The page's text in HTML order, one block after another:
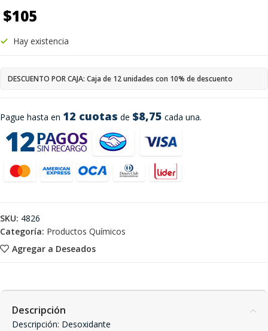
$105
Pague hasta en 12 cuotas de $8,75 cada una.
Hay existencia
DESCUENTO POR CAJA: Caja de 12 unidades con 10% de descuento
Agregar a Deseados
SKU: 4826
Categoría: Productos Químicos
Descripción
Descripción: Desoxidante